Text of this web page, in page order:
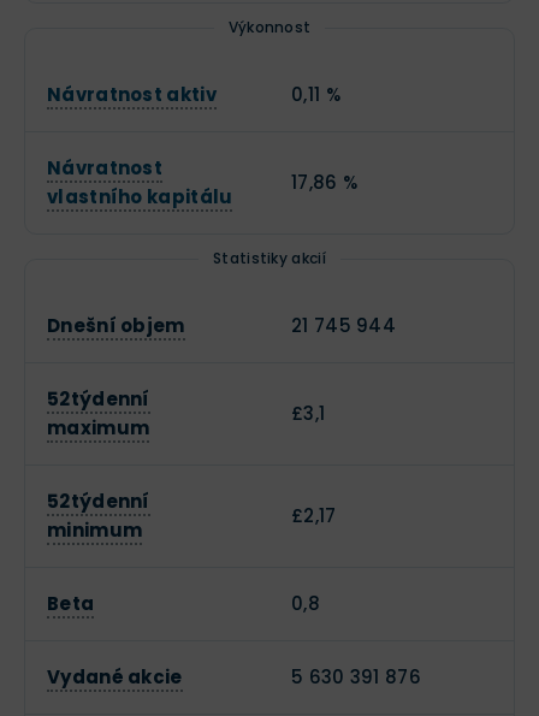
Výkonnost
Návratnost aktiv 0,11 %
Návratnost
vlastního kapitálu
17,86 %
Statistiky akcií
Dnešní objem 21 745 944
52týdenní
maximum
£3,1
52týdenní
minimum
£2,17
Beta 0,8
Vydané akcie 5 630 391 876